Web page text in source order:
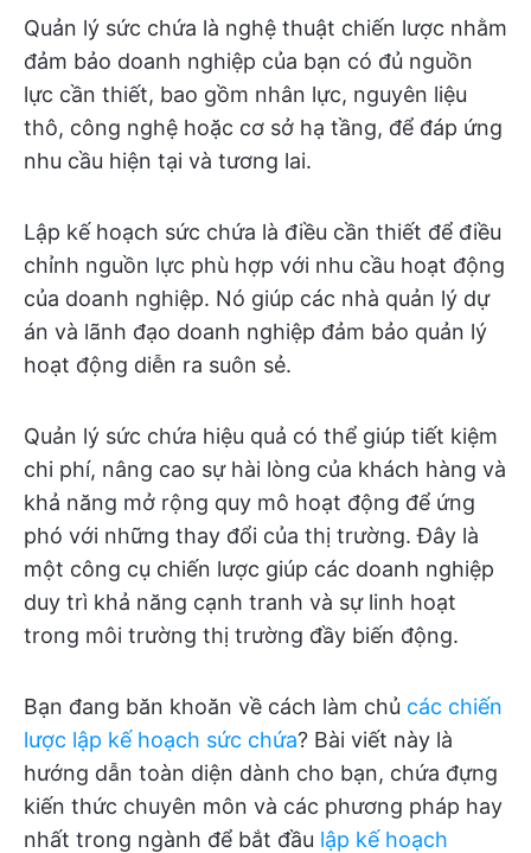
Quản lý sức chứa là nghệ thuật chiến lược nhằm
đảm bảo doanh nghiệp của bạn có đủ nguồn
lực cần thiết, bao gồm nhân lực, nguyên liệu
thô, công nghệ hoặc cơ sở hạ tầng, để đáp ứng
nhu cầu hiện tại và tương lai.
Lập kế hoạch sức chứa là điều cần thiết để điều
chỉnh nguồn lực phù hợp với nhu cầu hoạt động
của doanh nghiệp. Nó giúp các nhà quản lý dự
án và lãnh đạo doanh nghiệp đảm bảo quản lý
hoạt động diễn ra suôn sẻ.
Quản lý sức chứa hiệu quả có thể giúp tiết kiệm
chi phí, nâng cao sự hài lòng của khách hàng và
khả năng mở rộng quy mô hoạt động để ứng
phó với những thay đổi của thị trường. Đây là
một công cụ chiến lược giúp các doanh nghiệp
duy trì khả năng cạnh tranh và sự linh hoạt
trong môi trường thị trường đầy biến động.
Bạn đang băn khoăn về cách làm chủ các chiến
lược lập kế hoạch sức chứa? Bài viết này là
hướng dẫn toàn diện dành cho bạn, chứa đựng
kiến thức chuyên môn và các phương pháp hay
nhất trong ngành để bắt đầu lập kế hoạch